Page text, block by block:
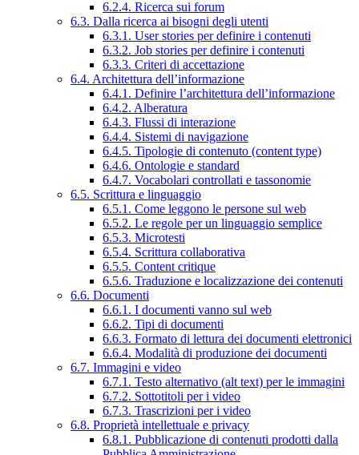
6.2.4. Ricerca sui forum
6.3. Dalla ricerca ai bisogni degli utenti
6.3.1. User stories per definire i contenuti
6.3.2. Job stories per definire i contenuti
6.3.3. Criteri di accettazione
6.4. Architettura dell’informazione
6.4.1. Definire l’architettura dell’informazione
6.4.2. Alberatura
6.4.3. Flussi di interazione
6.4.4. Sistemi di navigazione
6.4.5. Tipologie di contenuto (content type)
6.4.6. Ontologie e standard
6.4.7. Vocabolari controllati e tassonomie
6.5. Scrittura e linguaggio
6.5.1. Come leggono le persone sul web
6.5.2. Le regole per un linguaggio semplice
6.5.3. Microtesti
6.5.4. Scrittura collaborativa
6.5.5. Content critique
6.5.6. Traduzione e localizzazione dei contenuti
6.6. Documenti
6.6.1. I documenti vanno sul web
6.6.2. Tipi di documenti
6.6.3. Formato di lettura dei documenti elettronici
6.6.4. Modalità di produzione dei documenti
6.7. Immagini e video
6.7.1. Testo alternativo (alt text) per le immagini
6.7.2. Sottotitoli per i video
6.7.3. Trascrizioni per i video
6.8. Proprietà intellettuale e privacy
6.8.1. Pubblicazione di contenuti prodotti dalla